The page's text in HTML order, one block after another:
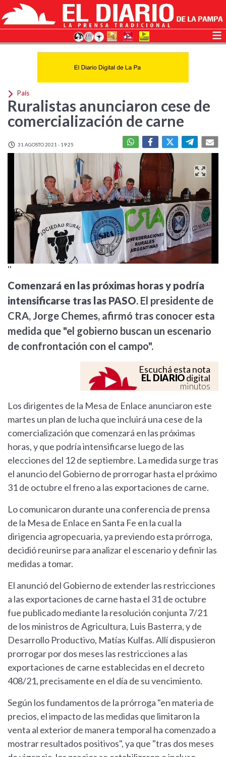
País
Ruralistas anunciaron cese de
comercialización de carne
31 AGOSTO 2021 - 19:25
''
Comenzará en las próximas horas y podría
intensificarse tras las PASO. El presidente de
CRA, Jorge Chemes, afirmó tras conocer esta
medida que "el gobierno buscan un escenario
de confrontación con el campo".
Escuchá esta nota
EL DIARIOdigital
minutos
Los dirigentes de la Mesa de Enlace anunciaron este
martes un plan de lucha que incluirá una cese de la
comercialización que comenzará en las próximas
horas, y que podría intensificarse luego de las
elecciones del 12 de septiembre. La medida surge tras
el anuncio del Gobierno de prorrogar hasta el próximo
31 de octubre el freno a las exportaciones de carne.
Lo comunicaron durante una conferencia de prensa
de la Mesa de Enlace en Santa Fe en la cual la
dirigencia agropecuaria, ya previendo esta prórroga,
decidió reunirse para analizar el escenario y definir las
medidas a tomar.
El anunció del Gobierno de extender las restricciones
a las exportaciones de carne hasta el 31 de octubre
fue publicado mediante la resolución conjunta 7/21
de los ministros de Agricultura, Luis Basterra, y de
Desarrollo Productivo, Matías Kulfas. Allí dispusieron
prorrogar por dos meses las restricciones a las
exportaciones de carne establecidas en el decreto
408/21, precisamente en el día de su vencimiento.
Según los fundamentos de la prórroga "en materia de
precios, el impacto de las medidas que limitaron la
venta al exterior de manera temporal ha comenzado a
mostrar resultados positivos", ya que "tras dos meses